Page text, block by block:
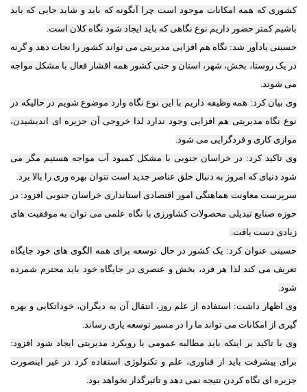
کشوری که همه امکانات موجود است چرا آنگونه که باید و شاید جایی که باید
باشیم کمتر حضور داریم نوع نگاهی که باید ایجاد شود نگاه کلان است.
حسینی یادآور شد: نگاه هم ‌افزایی مدیریتی می‌ تواند کشور را نجات دهد و گرنه
در یک روستا، بخش، شهر، استان و حتی کشور همه اقشار فعال با مشکل مواجه
می شوند.
وی بیان کرد: همه وظیفه داریم با این نوع نگاه وارد موضوع شویم در حالیکه در
نوع نگاه مدیریتی هم افزایی وجود ندارد لذا خروجی آن جزیره ای اندیشیدن،
موازی کاری و فردگرایی می شود.
وی تاکید کرد: در خراسان جنوبی با مشکل کمبود آب مواجه هستیم مگر می
شود دنیای که امروز به دنبال خلق عناصر جدید است نتوان بهره وری را بالا برد.
سرپرست معاونت هماهنگی امور اقتصادی استانداری خراسان ‌جنوبی افزود: در
حوزه صنایع تبدیلی محصولات کشاورزی با نگاه علمی می توان به موفقیت های
زیادی دست یافت.
حسینی عنوان کرد: یک کشور در حال توسعه برای همه الگوی های خود جایگاه
تعریف می کند لذا هر فرد، بخش و عنصری در جایگاه خود باید محترم شمرده
شود.
وی اظهار داشت: استفاده از علم روز، انتقال آن به دیگران، خوداتکایی و بهره
گیری از امکانات می تواند ما را در مسیر توسعه یاری رساند.
وی با تاکید بر اینکه باید مطالبه عمومی با رویکرد مدیریتی ایجاد شود افزود:
برای پیشرفت باید از فناوری، علم و تکنولوژی استفاده کرد در غیر اینصورت
جزیره ای نگاه کردن نتیجه نمی دهد و تاثیرگذار نخواهد بود.